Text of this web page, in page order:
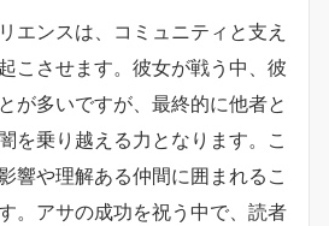
エンスは、コミュニティと支え
こさせます。彼女が戦う中、彼
が多いですが、最終的に他者と
を乗り越える力となります。こ
響や理解ある仲間に囲まれるこ
。アサの成功を祝う中で、読者